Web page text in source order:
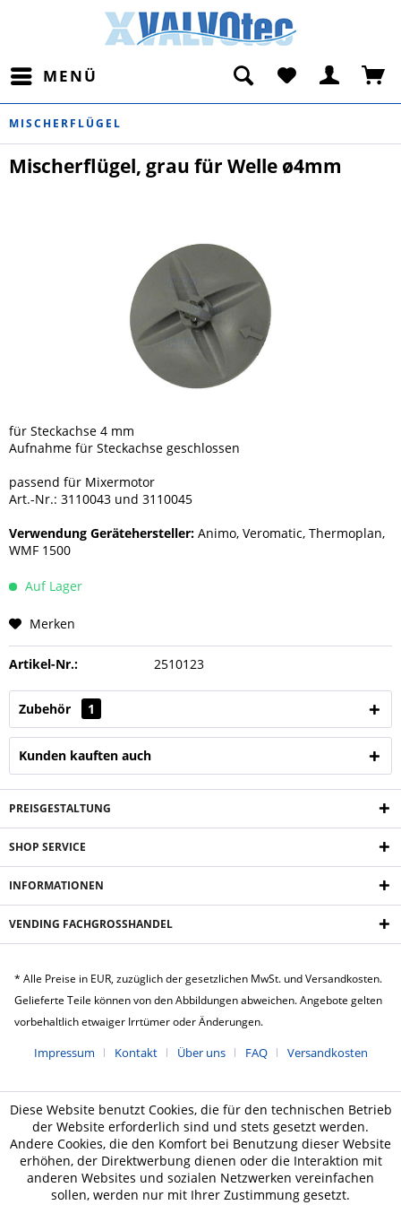
MENÜ
MISCHERFLÜGEL
Mischerflügel, grau für Welle ø4mm
für Steckachse 4 mm
Aufnahme für Steckachse geschlossen
passend für Mixermotor
Art.-Nr.: 3110043 und 3110045
Verwendung Gerätehersteller: Animo, Veromatic, Thermoplan,
WMF 1500
Auf Lager
Merken
Artikel-Nr.: 2510123
Zubehör 1
Kunden kauften auch
PREISGESTALTUNG
SHOP SERVICE
INFORMATIONEN
VENDING FACHGROSSHANDEL
* Alle Preise in EUR, zuzüglich der gesetzlichen MwSt. und Versandkosten.
Gelieferte Teile können von den Abbildungen abweichen. Angebote gelten
vorbehaltlich etwaiger Irrtümer oder Änderungen.
Impressum Kontakt Über uns FAQ Versandkosten
Diese Website benutzt Cookies, die für den technischen Betrieb
der Website erforderlich sind und stets gesetzt werden.
Andere Cookies, die den Komfort bei Benutzung dieser Website
erhöhen, der Direktwerbung dienen oder die Interaktion mit
anderen Websites und sozialen Netzwerken vereinfachen
sollen, werden nur mit Ihrer Zustimmung gesetzt.